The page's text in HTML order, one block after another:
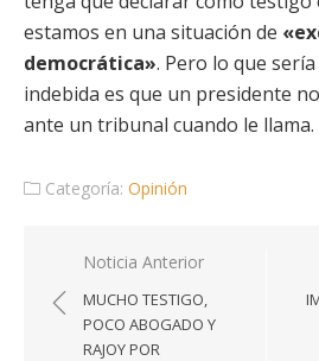
estamos en una situación de
democrática». Pero lo que
indebida es que un presidente
ante un tribunal cuando le llama.
Categoría: Opinión
Navegación
de
entradas
Noticia Anterior
MUCHO TESTIGO,
POCO ABOGADO Y
RAJOY POR